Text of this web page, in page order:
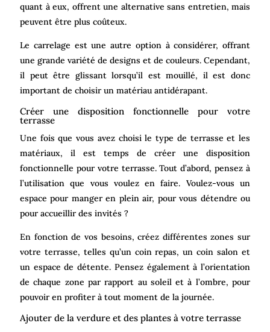
quant à eux, offrent une alternative sans entretien, mais
peuvent être plus coûteux.
Le carrelage est une autre option à considérer, offrant
une grande variété de designs et de couleurs. Cependant,
il peut être glissant lorsqu’il est mouillé, il est donc
important de choisir un matériau antidérapant.
Créer une disposition fonctionnelle pour votre
terrasse
Une fois que vous avez choisi le type de terrasse et les
matériaux, il est temps de créer une disposition
fonctionnelle pour votre terrasse. Tout d’abord, pensez à
l’utilisation que vous voulez en faire. Voulez-vous un
espace pour manger en plein air, pour vous détendre ou
pour accueillir des invités ?
En fonction de vos besoins, créez différentes zones sur
votre terrasse, telles qu’un coin repas, un coin salon et
un espace de détente. Pensez également à l’orientation
de chaque zone par rapport au soleil et à l’ombre, pour
pouvoir en profiter à tout moment de la journée.
Ajouter de la verdure et des plantes à votre terrasse